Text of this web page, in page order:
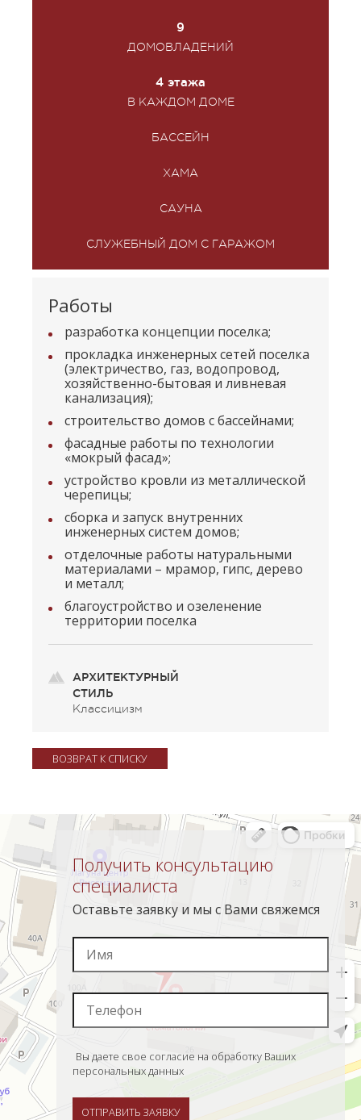
9
ДОМОВЛАДЕНИЙ
4 этажа
В КАЖДОМ ДОМЕ
БАССЕЙН
ХАМА
САУНА
СЛУЖЕБНЫЙ ДОМ С ГАРАЖОМ
Работы
разработка концепции поселка;
прокладка инженерных сетей поселка
(электричество, газ, водопровод,
хозяйственно-бытовая и ливневая
канализация);
строительство домов с бассейнами;
фасадные работы по технологии
«мокрый фасад»;
устройство кровли из металлической
черепицы;
сборка и запуск внутренних
инженерных систем домов;
отделочные работы натуральными
материалами – мрамор, гипс, дерево
и металл;
благоустройство и озеленение
территории поселка
АРХИТЕКТУРНЫЙ
СТИЛЬ
Классицизм
ВОЗВРАТ К СПИСКУ
Получить консультацию
специалиста
Оставьте заявку и мы с Вами свяжемся
Вы даете свое согласие на обработку Ваших
персональных данных
ОТПРАВИТЬ ЗАЯВКУ